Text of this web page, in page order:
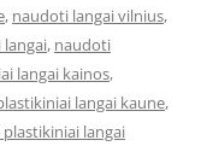
, naudoti langai vilnius,
, naudoti
langai kainos,
langai kaune,
langai